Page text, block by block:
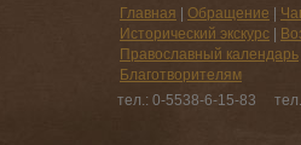
Главная Обращение
Исторический экскурс
Православный календарь
Благотворителям
тел.: 0-5538-6-15-83